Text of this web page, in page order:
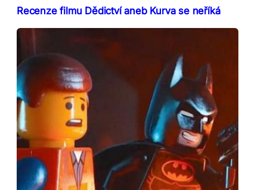
Recenze filmu Dědictví aneb Kurva se neříká